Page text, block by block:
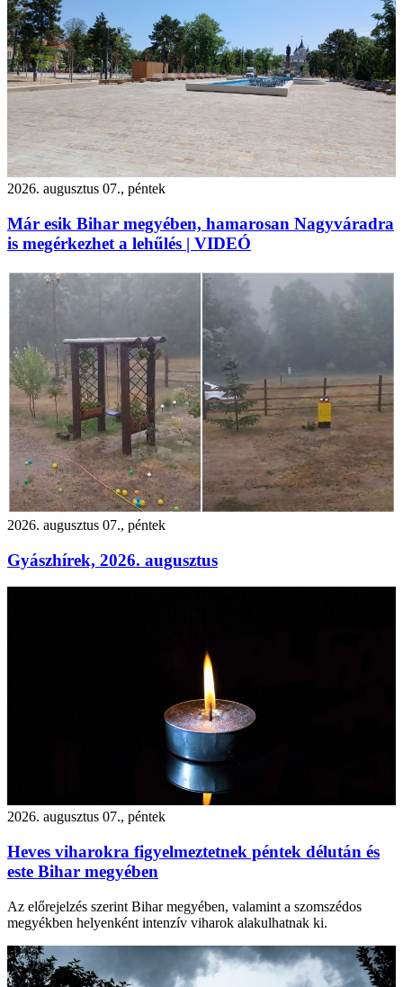
2026. augusztus 07., péntek
Már esik Bihar megyében, hamarosan Nagyváradra
is megérkezhet a lehűlés | VIDEÓ
2026. augusztus 07., péntek
Gyászhírek, 2026. augusztus
2026. augusztus 07., péntek
Heves viharokra figyelmeztetnek péntek délután és
este Bihar megyében
Az előrejelzés szerint Bihar megyében, valamint a szomszédos
megyékben helyenként intenzív viharok alakulhatnak ki.